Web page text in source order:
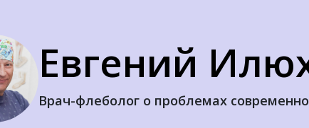
Евгений
Врач-флеболог о проблемах